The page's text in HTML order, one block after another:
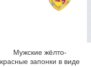
Мужские жёлто-
красные запонки в виде